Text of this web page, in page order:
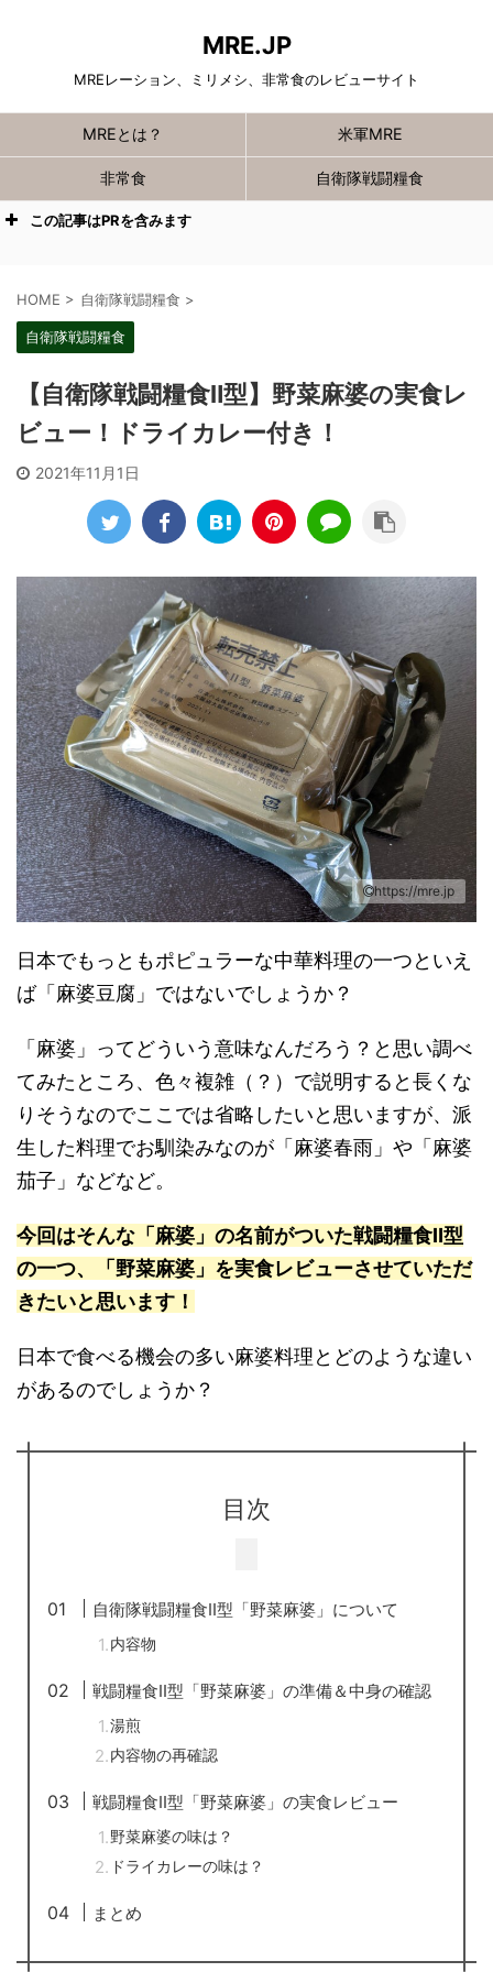
MRE.JP
MREレーション、ミリメシ、非常食のレビューサイト
MREとは？ 米軍MRE
非常食 自衛隊戦闘糧食
この記事はPRを含みます
HOME > 自衛隊戦闘糧食 >
自衛隊戦闘糧食
【自衛隊戦闘糧食Ⅱ型】野菜麻婆の実食レ
ビュー！ドライカレー付き！
2021年11月1日
https://mre.jp
日本でもっともポピュラーな中華料理の一つといえ
ば「麻婆豆腐」ではないでしょうか？
「麻婆」ってどういう意味なんだろう？と思い調べ
てみたところ、色々複雑（？）で説明すると長くな
りそうなのでここでは省略したいと思いますが、派
生した料理でお馴染みなのが「麻婆春雨」や「麻婆
茄子」などなど。
今回はそんな「麻婆」の名前がついた戦闘糧食Ⅱ型
の一つ、「野菜麻婆」を実食レビューさせていただ
きたいと思います！
日本で食べる機会の多い麻婆料理とどのような違い
があるのでしょうか？
目次
自衛隊戦闘糧食Ⅱ型「野菜麻婆」について
内容物
戦闘糧食Ⅱ型「野菜麻婆」の準備＆中身の確認
湯煎
内容物の再確認
戦闘糧食Ⅱ型「野菜麻婆」の実食レビュー
野菜麻婆の味は？
ドライカレーの味は？
まとめ